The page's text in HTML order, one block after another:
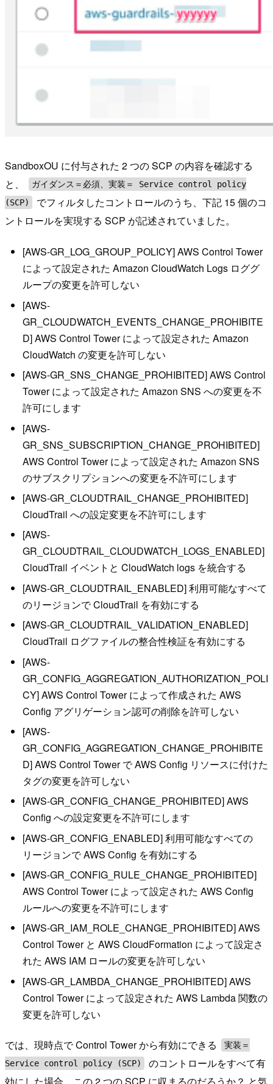
SandboxOU に付与された 2 つの SCP の内容を確認する
と、
ガイダンス＝必須、実装＝ Service control policy
(SCP)
でフィルタしたコントロールのうち、下記 15 個のコ
ントロールを実現する SCP が記述されていました。
[AWS-GR_LOG_GROUP_POLICY] AWS Control Tower
によって設定された Amazon CloudWatch Logs ロググ
ループの変更を許可しない
[AWS-
GR_CLOUDWATCH_EVENTS_CHANGE_PROHIBITE
D] AWS Control Tower によって設定された Amazon
CloudWatch の変更を許可しない
[AWS-GR_SNS_CHANGE_PROHIBITED] AWS Control
Tower によって設定された Amazon SNS への変更を不
許可にします
[AWS-
GR_SNS_SUBSCRIPTION_CHANGE_PROHIBITED]
AWS Control Tower によって設定された Amazon SNS
のサブスクリプションへの変更を不許可にします
[AWS-GR_CLOUDTRAIL_CHANGE_PROHIBITED]
CloudTrail への設定変更を不許可にします
[AWS-
GR_CLOUDTRAIL_CLOUDWATCH_LOGS_ENABLED]
CloudTrail イベントと CloudWatch logs を統合する
[AWS-GR_CLOUDTRAIL_ENABLED] 利用可能なすべて
のリージョンで CloudTrail を有効にする
[AWS-GR_CLOUDTRAIL_VALIDATION_ENABLED]
CloudTrail ログファイルの整合性検証を有効にする
[AWS-
GR_CONFIG_AGGREGATION_AUTHORIZATION_POLI
CY] AWS Control Tower によって作成された AWS
Config アグリゲーション認可の削除を許可しない
[AWS-
GR_CONFIG_AGGREGATION_CHANGE_PROHIBITE
D] AWS Control Tower で AWS Config リソースに付けた
タグの変更を許可しない
[AWS-GR_CONFIG_CHANGE_PROHIBITED] AWS
Config への設定変更を不許可にします
[AWS-GR_CONFIG_ENABLED] 利用可能なすべての
リージョンで AWS Config を有効にする
[AWS-GR_CONFIG_RULE_CHANGE_PROHIBITED]
AWS Control Tower によって設定された AWS Config
ルールへの変更を不許可にします
[AWS-GR_IAM_ROLE_CHANGE_PROHIBITED] AWS
Control Tower と AWS CloudFormation によって設定さ
れた AWS IAM ロールの変更を許可しない
[AWS-GR_LAMBDA_CHANGE_PROHIBITED] AWS
Control Tower によって設定された AWS Lambda 関数の
変更を許可しない
では、現時点で Control Tower から有効にできる
実装＝
Service control policy (SCP)
のコントロールをすべて有